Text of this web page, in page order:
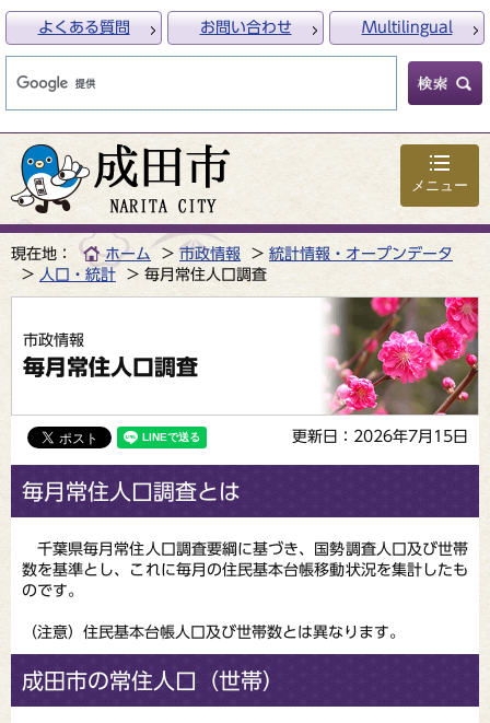
メニュー
よくある質問 お問い合わせ Multilingual
現在地： ホーム 市政情報
統計情報・オープンデータ
人口・統計
毎月常住人口調査
市政情報
毎月常住人口調査
更新日：2026年7月15日
毎月常住人口調査とは
千葉県毎月常住人口調査要綱に基づき、国勢調査人口及び世帯
数を基準とし、これに毎月の住民基本台帳移動状況を集計したも
のです。
（注意）住民基本台帳人口及び世帯数とは異なります。
成田市の常住人口（世帯）